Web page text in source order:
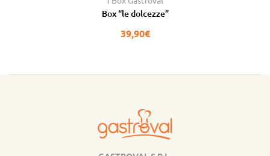
Box “le dolcezze”
39,90€